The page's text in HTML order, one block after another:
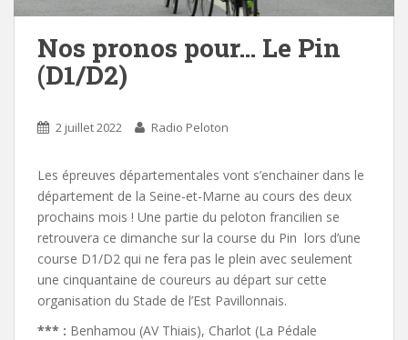
Nos pronos pour… Le Pin
(D1/D2)
2 juillet 2022 Radio Peloton
Les épreuves départementales vont s’enchainer dans le
département de la Seine-et-Marne au cours des deux
prochains mois ! Une partie du peloton francilien se
retrouvera ce dimanche sur la course du Pin lors d’une
course D1/D2 qui ne fera pas le plein avec seulement
une cinquantaine de coureurs au départ sur cette
organisation du Stade de l’Est Pavillonnais.
*** : Benhamou (AV Thiais), Charlot (La Pédale